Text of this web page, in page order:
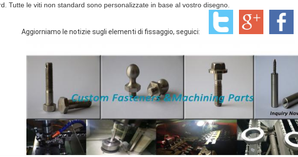
Tutte le viti non standard sono personalizzate in base al vostro disegno.
Aggiorniamo le notizie sugli elementi di fissaggio, seguici: